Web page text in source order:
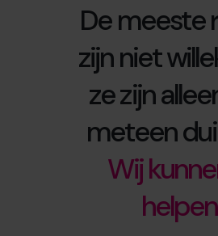
De meeste
zijn niet
ze zijn
meteen
Wij